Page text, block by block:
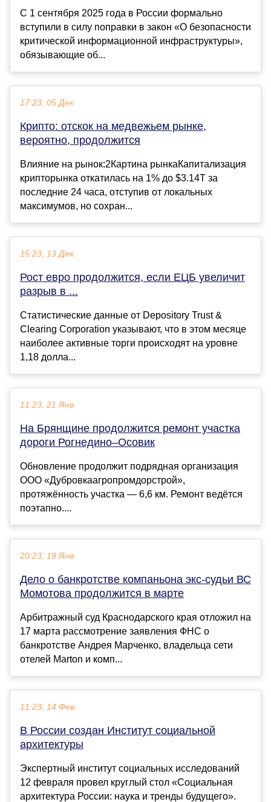
С 1 сентября 2025 года в России формально
вступили в силу поправки в закон «О безопасности
критической информационной инфраструктуры»,
обязывающие об...
17:23, 05 Дек
Крипто: отскок на медвежьем рынке,
вероятно, продолжится
Влияние на рынок:2Картина рынкаКапитализация
крипторынка откатилась на 1% до $3.14T за
последние 24 часа, отступив от локальных
максимумов, но сохран...
15:23, 13 Дек
Рост евро продолжится, если ЕЦБ увеличит
разрыв в ...
Статистические данные от Depository Trust &
Clearing Corporation указывают, что в этом месяце
наиболее активные торги происходят на уровне
1,18 долла...
11:23, 21 Янв
На Брянщине продолжится ремонт участка
дороги Рогнедино–Осовик
Обновление продолжит подрядная организация
ООО «Дубровкаагропромдорстрой»,
протяжённость участка — 6,6 км. Ремонт ведётся
поэтапно....
20:23, 19 Янв
Дело о банкротстве компаньона экс-судьи ВС
Момотова продолжится в марте
Арбитражный суд Краснодарского края отложил на
17 марта рассмотрение заявления ФНС о
банкротстве Андрея Марченко, владельца сети
отелей Marton и комп...
11:23, 14 Фев
В России создан Институт социальной
архитектуры
Экспертный институт социальных исследований
12 февраля провел круглый стол «Социальная
архитектура России: наука и тренды будущего».